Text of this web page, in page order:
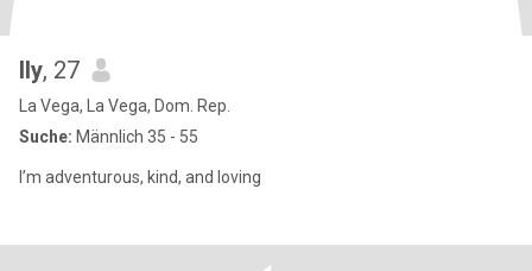
Ily, 27
La Vega, La Vega, Dom. Rep.
Suche: Männlich 35 - 55
I’m adventurous, kind, and loving